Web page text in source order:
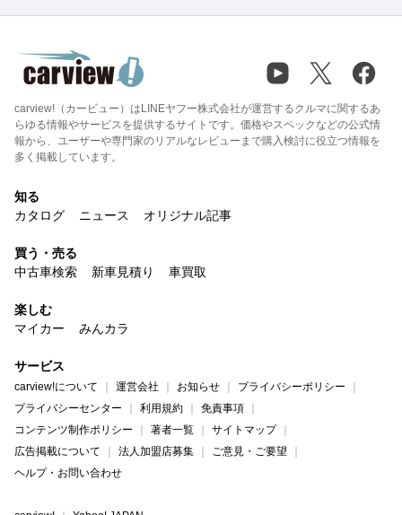
carview!（カービュー）はLINEヤフー株式会社が運営するクルマに関するあ
らゆる情報やサービスを提供するサイトです。価格やスペックなどの公式情
報から、ユーザーや専門家のリアルなレビューまで購入検討に役立つ情報を
多く掲載しています。
知る
カタログ
ニュース オリジナル記事
買う・売る
中古車検索
新車見積り 車買取
楽しむ
マイカー
みんカラ
サービス
carview!について 運営会社 お知らせ
プライバシーポリシー
プライバシーセンター
利用規約
免責事項
コンテンツ制作ポリシー
著者一覧
サイトマップ
広告掲載について
法人加盟店募集
ご意見・ご要望
ヘルプ・お問い合わせ